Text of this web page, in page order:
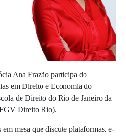
Ana Frazão participa do
em Direito e Economia do
de Direito do Rio de Janeiro da
Direito Rio).
em mesa que discute plataformas, e-